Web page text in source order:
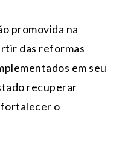
promovida na
das reformas
em seu
recuperar
o